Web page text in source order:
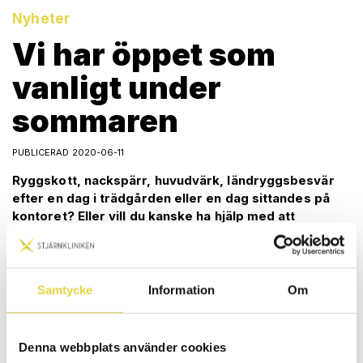
Samtycke Information Om
Denna webbplats använder cookies
Nyheter
Vi har öppet som
vanligt under
sommaren
PUBLICERAD 2020-06-11
Ryggskott, nackspärr, huvudvärk, ländryggsbesvär
efter en dag i trädgården eller en dag sittandes på
kontoret? Eller vill du kanske ha hjälp med att
Vi hjälper dig året om!
Vi på Stjärnkliniken är ett stort team av certifierade och
legitimerade terapeuter med kvalitet, trygghet och
kompetenser vilket gör att du har alla möjligheter att